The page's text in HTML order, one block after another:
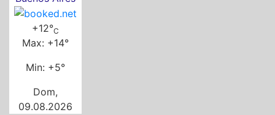
+12°C
Max: +14°
Min: +5°
Dom,
09.08.2026